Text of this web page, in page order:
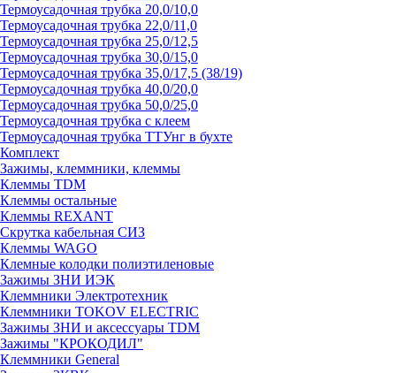
Термоусадочная трубка 20,0/10,0
Термоусадочная трубка 22,0/11,0
Термоусадочная трубка 25,0/12,5
Термоусадочная трубка 30,0/15,0
Термоусадочная трубка 35,0/17,5 (38/19)
Термоусадочная трубка 40,0/20,0
Термоусадочная трубка 50,0/25,0
Термоусадочная трубка с клеем
Термоусадочная трубка ТТУнг в бухте
Комплект
Зажимы, клеммники, клеммы
Клеммы TDM
Клеммы остальные
Клеммы REXANT
Скрутка кабельная СИЗ
Клеммы WAGO
Клемные колодки полиэтиленовые
Зажимы ЗНИ ИЭК
Клеммники Электротехник
Клеммники TOKOV ELECTRIC
Зажимы ЗНИ и аксессуары TDM
Зажимы "КРОКОДИЛ"
Клеммники General